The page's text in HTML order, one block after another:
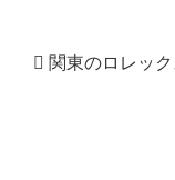
関東のロレッ